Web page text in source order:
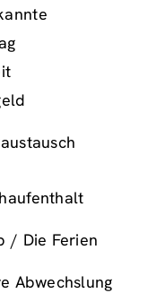
/ Die Ferien
Abwechslung